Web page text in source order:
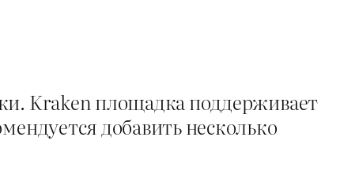
Kraken площадка поддерживает
добавить несколько